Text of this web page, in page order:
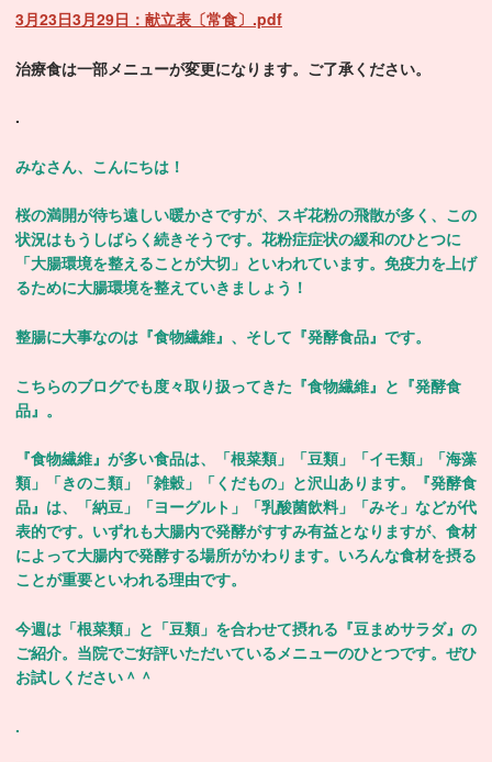
3月23日3月29日：献立表〔常食〕.pdf
治療食は一部メニューが変更になります。ご了承ください。
.
みなさん、こんにちは！
桜の満開が待ち遠しい暖かさですが、スギ花粉の飛散が多く、この
状況はもうしばらく続きそうです。花粉症症状の緩和のひとつに
「大腸環境を整えることが大切」といわれています。免疫力を上げ
るために大腸環境を整えていきましょう！
整腸に大事なのは『食物繊維』、そして『発酵食品』です。
こちらのブログでも度々取り扱ってきた『食物繊維』と『発酵食
品』。
『食物繊維』が多い食品は、「根菜類」「豆類」「イモ類」「海藻
類」「きのこ類」「雑穀」「くだもの」と沢山あります。『発酵食
品』は、「納豆」「ヨーグルト」「乳酸菌飲料」「みそ」などが代
表的です。いずれも大腸内で発酵がすすみ有益となりますが、食材
によって大腸内で発酵する場所がかわります。いろんな食材を摂る
ことが重要といわれる理由です。
今週は「根菜類」と「豆類」を合わせて摂れる『豆まめサラダ』の
ご紹介。当院でご好評いただいているメニューのひとつです。ぜひ
お試しください＾＾
.